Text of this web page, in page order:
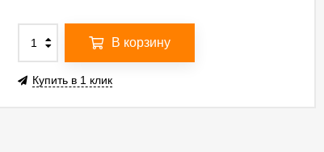
В корзину
Купить в 1 клик